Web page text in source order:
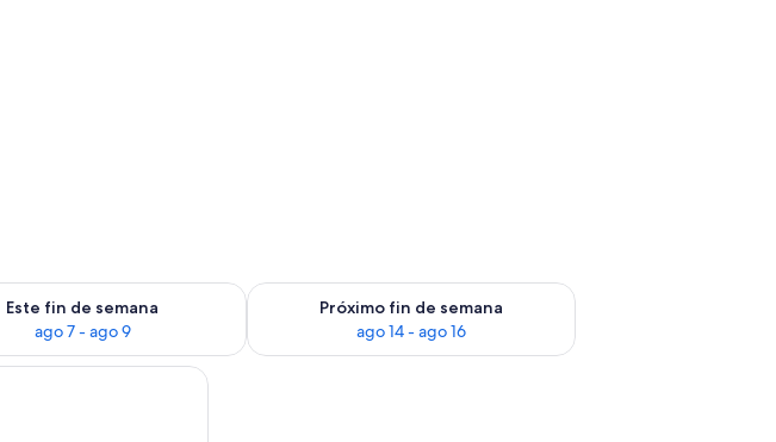
9
Este fin de semana
ago 7 - ago 9
disponibilidad para este fin de semana ago 7 - ago 9
Próximo fin de semana
ago 14 - ago 16
Consulta la disponibilidad para el próximo fin de semana ago
baño con inodoro, bañera y cortina de ducha.